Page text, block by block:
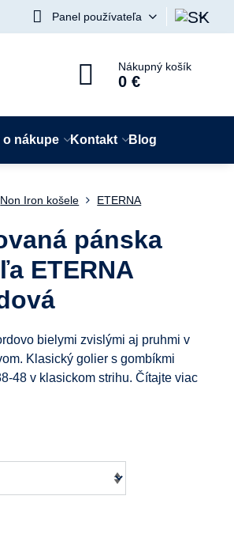
Panel používateľa
Nákupný košík
0 €
o nákupe Kontakt Blog
Non Iron košele ETERNA
pánska
ETERNA
bielymi zvislými aj pruhmi v
Klasický golier s gombíkmi
48 v klasickom strihu.Čítajte viac